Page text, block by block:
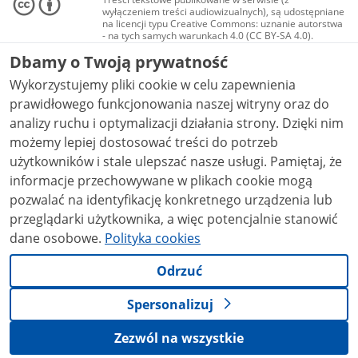
wyłączeniem treści audiowizualnych), są udostępniane
na licencji typu Creative Commons: uznanie autorstwa
- na tych samych warunkach 4.0 (CC BY-SA 4.0).
Materiały audiowizualne, w tym zdjęcia, materiały
audio i wideo, są udostępniane na licencji typu
Creative Commons: uznanie autorstwa użycie
niekomercyjne - bez utworów zależnych 4.0 (CC BY-
NC-ND 4.0), o ile nie jest to stwierdzone inaczej.
Dbamy o Twoją prywatność
Wykorzystujemy pliki cookie w celu zapewnienia
prawidłowego funkcjonowania naszej witryny oraz do
analizy ruchu i optymalizacji działania strony. Dzięki nim
możemy lepiej dostosować treści do potrzeb
użytkowników i stale ulepszać nasze usługi. Pamiętaj, że
informacje przechowywane w plikach cookie mogą
pozwalać na identyfikację konkretnego urządzenia lub
przeglądarki użytkownika, a więc potencjalnie stanowić
dane osobowe. Polityka cookies
Odrzuć
Spersonalizuj
Zezwól na wszystkie